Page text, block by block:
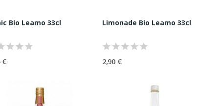
variété par variété, sans chercher l’uniformité. Chaque
Tea 33cl
Bio Leamo 33cl
€
Limonade Bio Leamo 33cl
2,90 €